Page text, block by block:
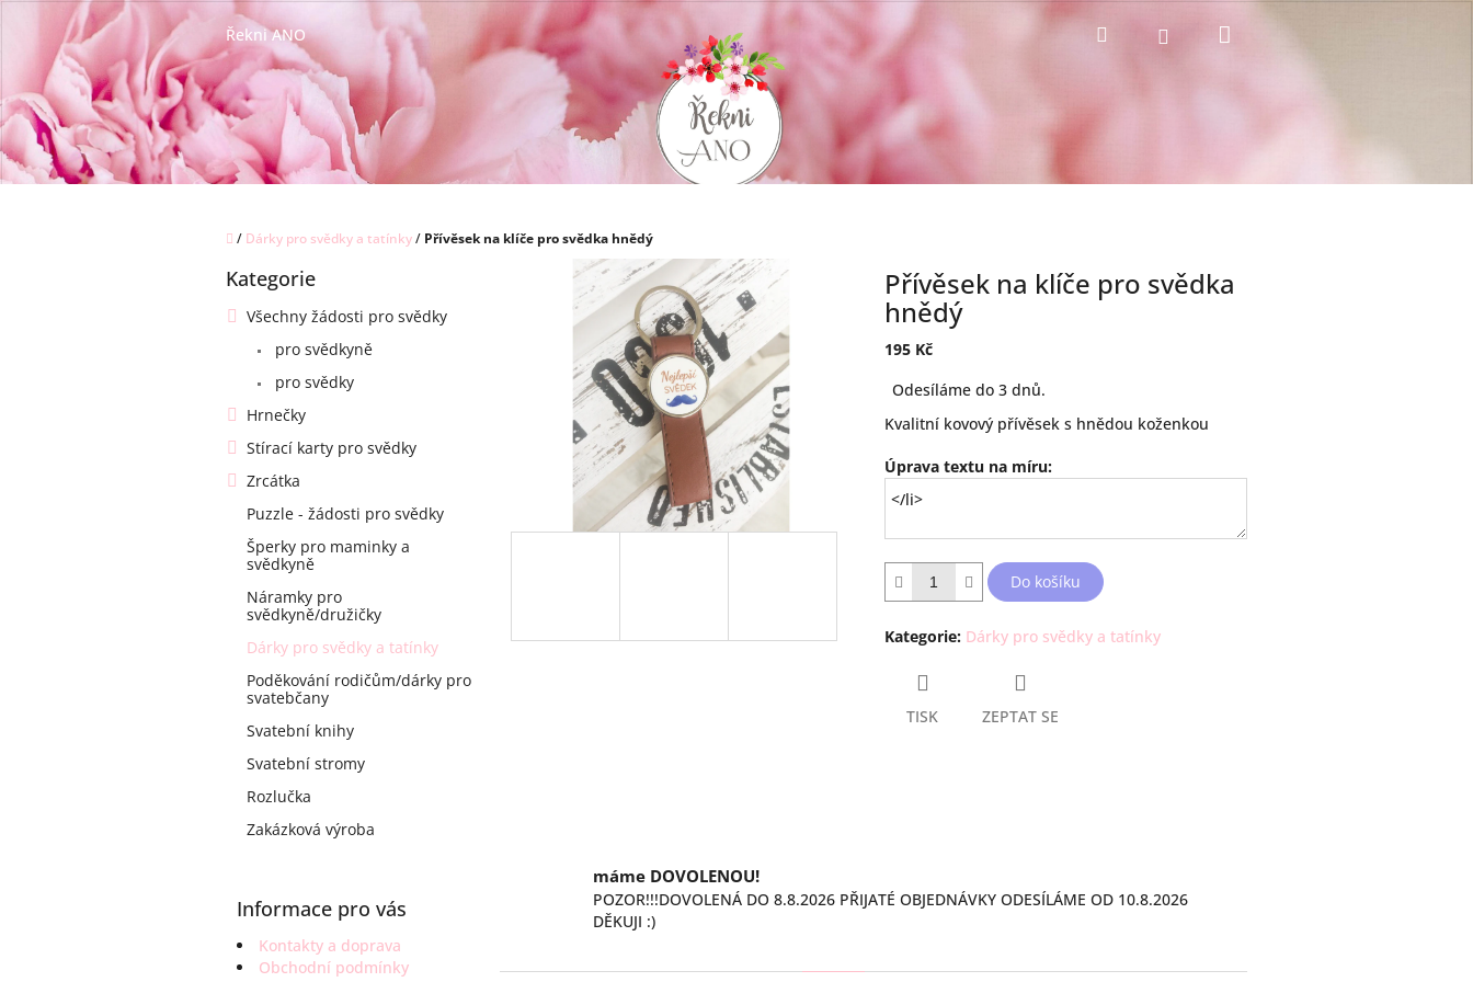
Přejít
Řekni ANO Hledat PřihlášeníNákupní
Domů
/ Dárky pro svědky a tatínky/ Přívěsek na klíče pro svědka hnědý
Přeskočit
Kategorie
Všechny žádosti pro svědky
pro svědkyně
pro svědky
Hrnečky
Stírací karty pro svědky
Zrcátka
Puzzle - žádosti pro svědky
Šperky pro maminky a
svědkyně
Náramky pro
svědkyně/družičky
Dárky pro svědky a tatínky
Poděkování rodičům/dárky pro
svatebčany
Svatební knihy
Svatební stromy
Rozlučka
Zakázková výroba
Informace pro vás
Kontakty a doprava
Obchodní podmínky
Přívěsek na klíče pro svědka
hnědý
195 Kč
cena:
Odesíláme do 3 dnů.
Kvalitní kovový přívěsek s hnědou koženkou
Úprava textu na míru:
Do košíku
Kategorie: Dárky pro svědky a tatínky
TISK ZEPTAT SE
máme DOVOLENOU!
POZOR!!!DOVOLENÁ DO 8.8.2026 PŘIJATÉ OBJEDNÁVKY ODESÍLÁME OD 10.8.2026
DĚKUJI :)